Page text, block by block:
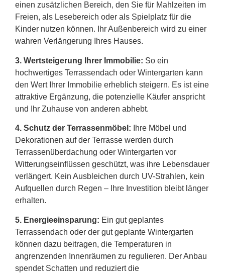
einen zusätzlichen Bereich, den Sie für Mahlzeiten im
Freien, als Lesebereich oder als Spielplatz für die
Kinder nutzen können. Ihr Außenbereich wird zu einer
wahren Verlängerung Ihres Hauses.
3. Wertsteigerung Ihrer Immobilie: So ein
hochwertiges Terrassendach oder Wintergarten kann
den Wert Ihrer Immobilie erheblich steigern. Es ist eine
attraktive Ergänzung, die potenzielle Käufer anspricht
und Ihr Zuhause von anderen abhebt.
4. Schutz der Terrassenmöbel: Ihre Möbel und
Dekorationen auf der Terrasse werden durch
Terrassenüberdachung oder Wintergarten vor
Witterungseinflüssen geschützt, was ihre Lebensdauer
verlängert. Kein Ausbleichen durch UV-Strahlen, kein
Aufquellen durch Regen – Ihre Investition bleibt länger
erhalten.
5. Energieeinsparung: Ein gut geplantes
Terrassendach oder der gut geplante Wintergarten
können dazu beitragen, die Temperaturen in
angrenzenden Innenräumen zu regulieren. Der Anbau
spendet Schatten und reduziert die